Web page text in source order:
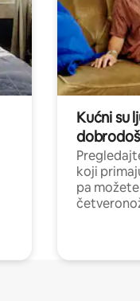
Kućni su
koji
pa